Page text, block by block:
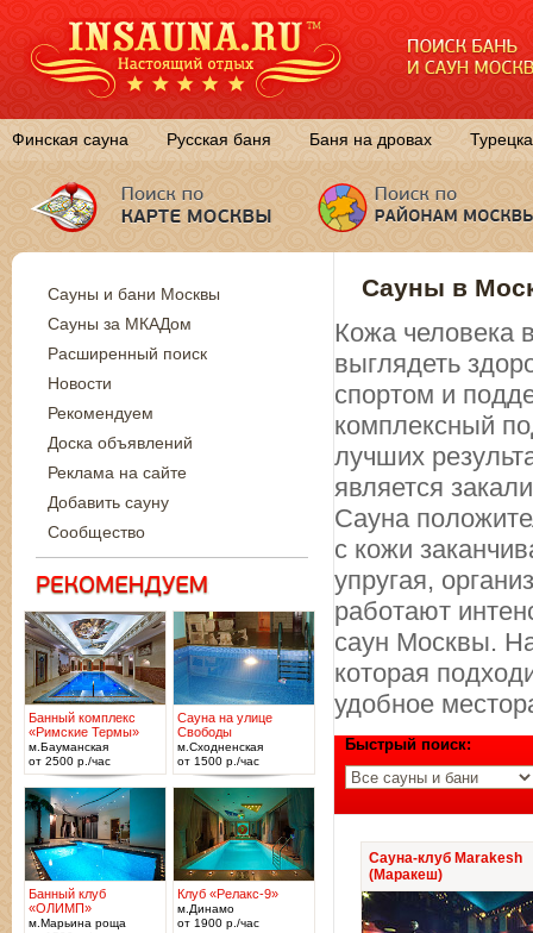
Финская сауна Русская баня Баня на дровах
Сауны в
Кожа человека
выглядеть
спортом и
комплексный
лучших
является
Сауна
с кожи
упругая,
работают
саун Москвы.
которая
удобное
Быстрый поиск:
Сауна-клуб Marakesh
(Маракеш)
Сауны и бани Москвы
Сауны за МКАДом
Расширенный поиск
Новости
Рекомендуем
Доска объявлений
Реклама на сайте
Добавить сауну
Сообщество
Банный комплекс
«Римские Термы»
м.Бауманская
от 2500 р./час
Сауна на улице
Свободы
м.Сходненская
от 1500 р./час
Банный клуб
«ОЛИМП»
м.Марьина роща
Клуб «Релакс-9»
м.Динамо
от 1900 р./час